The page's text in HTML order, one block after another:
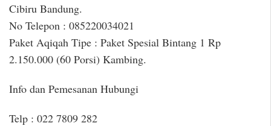
Cibiru Bandung.
No Telepon : 085220034021
Paket Aqiqah Tipe : Paket Spesial Bintang 1 Rp
2.150.000 (60 Porsi) Kambing.
Info dan Pemesanan Hubungi
Telp : 022 7809 282